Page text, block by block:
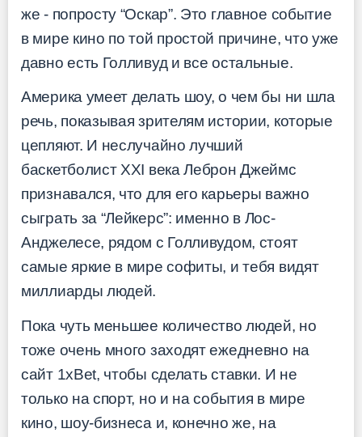
же - попросту “Оскар”. Это главное событие
в мире кино по той простой причине, что уже
давно есть Голливуд и все остальные.
Америка умеет делать шоу, о чем бы ни шла
речь, показывая зрителям истории, которые
цепляют. И неслучайно лучший
баскетболист XXI века Леброн Джеймс
признавался, что для его карьеры важно
сыграть за “Лейкерс”: именно в Лос-
Анджелесе, рядом с Голливудом, стоят
самые яркие в мире софиты, и тебя видят
миллиарды людей.
Пока чуть меньшее количество людей, но
тоже очень много заходят ежедневно на
сайт 1xBet, чтобы сделать ставки. И не
только на спорт, но и на события в мире
кино, шоу-бизнеса и, конечно же, на